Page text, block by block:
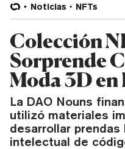
Noticias NFTs
Colección
Sorprende
Moda 3D en
La DAO Nouns
utilizó materiales
desarrollar prendas
intelectual de